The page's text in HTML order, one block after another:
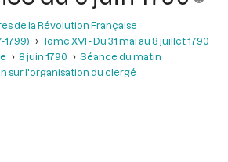
de la Révolution Française
1799)
Tome XVI - Du 31 mai au 8 juillet 1790
8 juin 1790
Séance du matin
sur l'organisation du clergé